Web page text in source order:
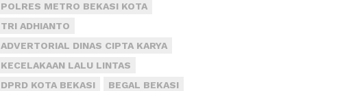
POLRES METRO BEKASI KOTA
TRI ADHIANTO
ADVERTORIAL DINAS CIPTA KARYA
KECELAKAAN LALU LINTAS
DPRD KOTA BEKASI
BEGAL BEKASI